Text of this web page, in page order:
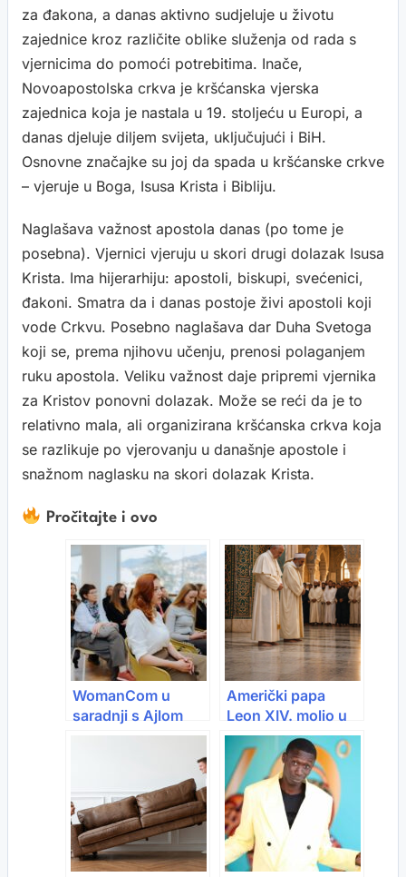
za đakona, a danas aktivno sudjeluje u životu
zajednice kroz različite oblike služenja od rada s
vjernicima do pomoći potrebitima. Inače,
Novoapostolska crkva je kršćanska vjerska
zajednica koja je nastala u 19. stoljeću u Europi, a
danas djeluje diljem svijeta, uključujući i BiH.
Osnovne značajke su joj da spada u kršćanske crkve
– vjeruje u Boga, Isusa Krista i Bibliju.
Naglašava važnost apostola danas (po tome je
posebna). Vjernici vjeruju u skori drugi dolazak Isusa
Krista. Ima hijerarhiju: apostoli, biskupi, svećenici,
đakoni. Smatra da i danas postoje živi apostoli koji
vode Crkvu. Posebno naglašava dar Duha Svetoga
koji se, prema njihovu učenju, prenosi polaganjem
ruku apostola. Veliku važnost daje pripremi vjernika
za Kristov ponovni dolazak. Može se reći da je to
relativno mala, ali organizirana kršćanska crkva koja
se razlikuje po vjerovanju u današnje apostole i
snažnom naglasku na skori dolazak Krista.
Pročitajte i ovo
WomanCom u
saradnji s Ajlom
Karajko
Marketing
upgrade: AI edition
– Kako
transformirati svoj
Američki papa
Leon XIV. molio u
džamiji i pozvao na
mir među religijama